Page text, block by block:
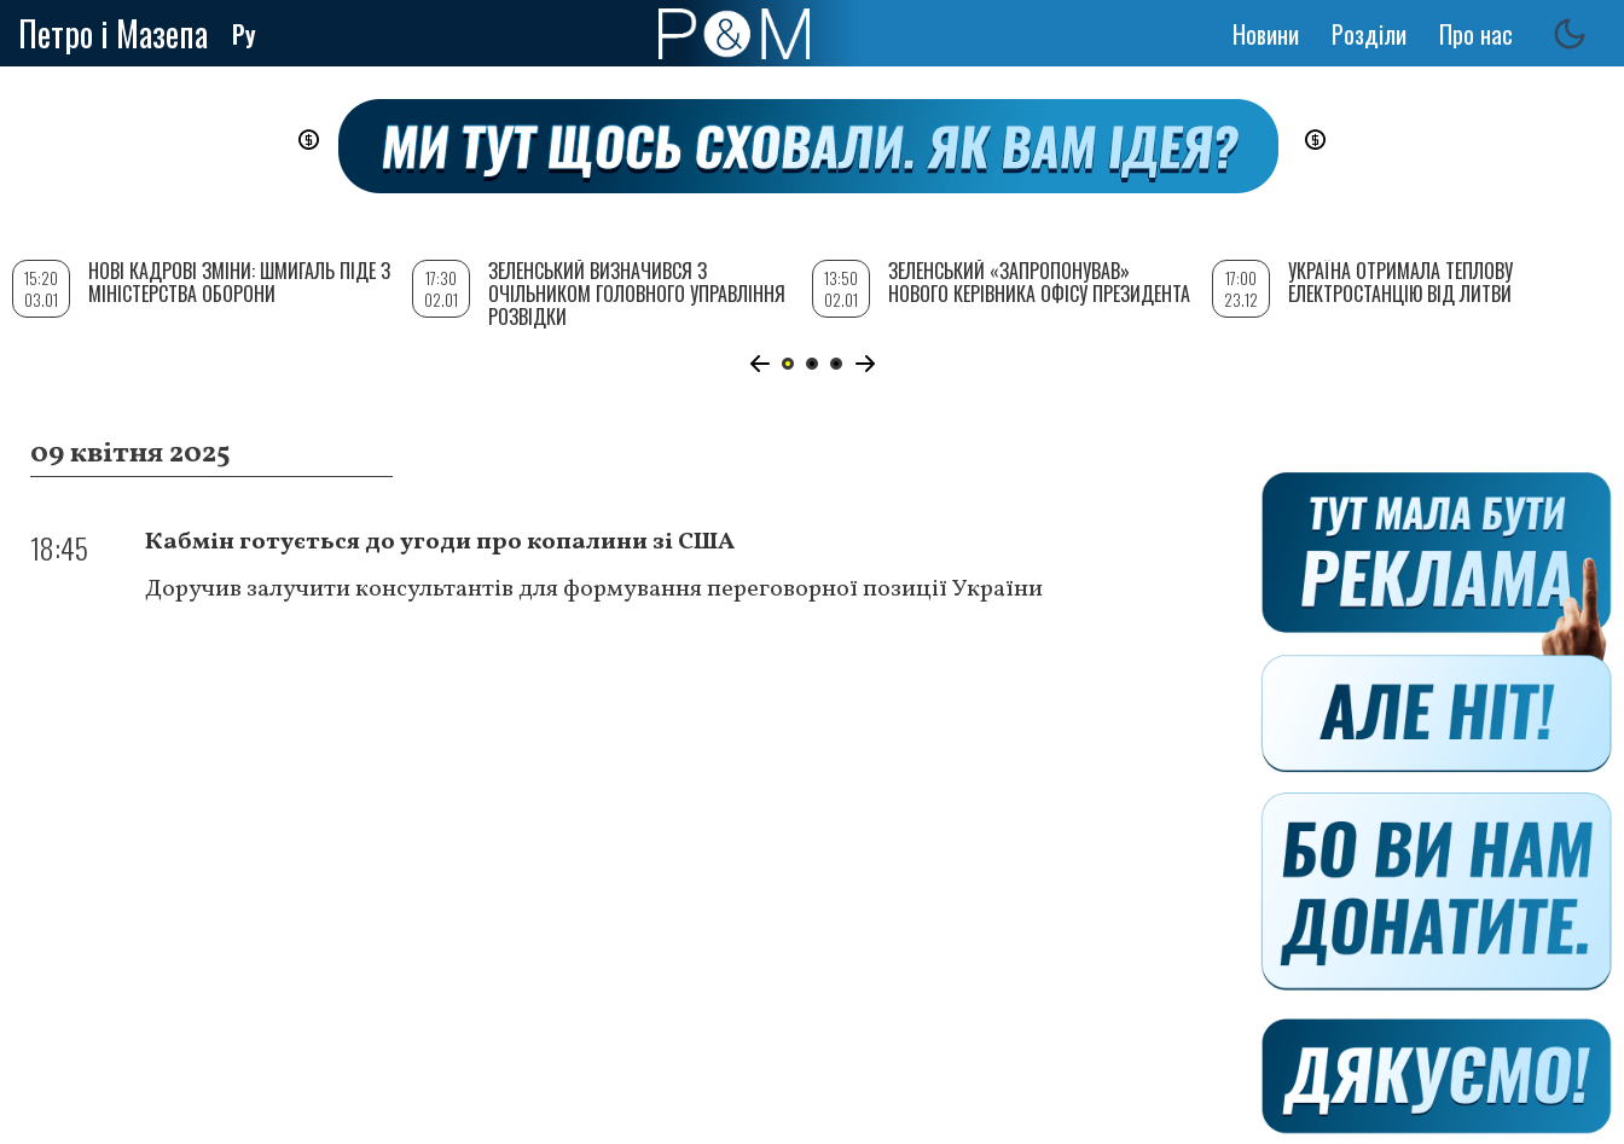
Петро і Мазепа Ру
Основная
Новини Розділи Про нас
09 квітня 2025
18:45
Кабмін готується до угоди про копалини зі США
Доручив залучити консультантів для формування переговорної позиції України
15:20
03.01
НОВІ КАДРОВІ ЗМІНИ: ШМИГАЛЬ ПІДЕ З
МІНІСТЕРСТВА ОБОРОНИ
17:30
02.01
ЗЕЛЕНСЬКИЙ ВИЗНАЧИВСЯ З
ОЧІЛЬНИКОМ ГОЛОВНОГО УПРАВЛІННЯ
РОЗВІДКИ
13:50
02.01
ЗЕЛЕНСЬКИЙ «ЗАПРОПОНУВАВ»
НОВОГО КЕРІВНИКА ОФІСУ ПРЕЗИДЕНТА
17:00
23.12
УКРАЇНА ОТРИМАЛА ТЕПЛОВУ
ЕЛЕКТРОСТАНЦІЮ ВІД ЛИТВИ